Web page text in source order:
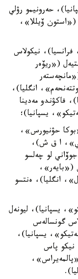
حەرونيمو رۋلي
(«استون ۆيللا»،
فرانسيا)، نيكولاس
(«ريۆەر
انگليا)،
فاكۋندو مەدينا
يسپانيا)؛
حۋنيورس»،
ا ق ش)،
لو چەلسو
(«بايەر»،
انگليا)، ەنتسو
يسپانيا)، ليونەل
گونسالەس
يسپانيا)،
نيكو پاس